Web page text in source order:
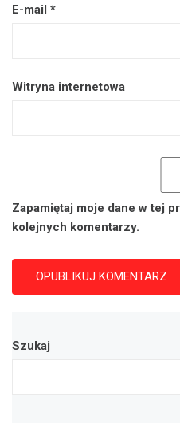
E-mail *
Witryna internetowa
Zapamiętaj moje dane w tej
kolejnych komentarzy.
Szukaj